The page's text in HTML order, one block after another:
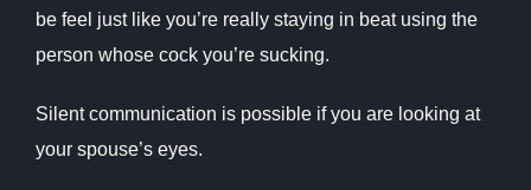
be feel just like you’re really staying in beat using the
person whose cock you’re sucking.
Silent communication is possible if you are looking at
your spouse’s eyes.